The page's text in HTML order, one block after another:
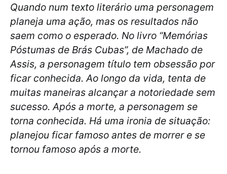
Quando num texto literário uma personagem
planeja uma ação, mas os resultados não
saem como o esperado. No livro “Memórias
Póstumas de Brás Cubas”, de Machado de
Assis, a personagem título tem obsessão por
ficar conhecida. Ao longo da vida, tenta de
muitas maneiras alcançar a notoriedade sem
sucesso. Após a morte, a personagem se
torna conhecida. Há uma ironia de situação:
planejou ficar famoso antes de morrer e se
tornou famoso após a morte.